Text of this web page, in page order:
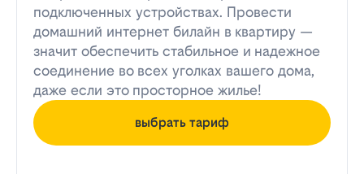
подключенных устройствах. Провести
домашний интернет билайн в квартиру —
значит обеспечить стабильное и надежное
соединение во всех уголках вашего дома,
даже если это просторное жилье!
выбрать тариф